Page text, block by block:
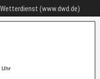
(www.dwd.de)